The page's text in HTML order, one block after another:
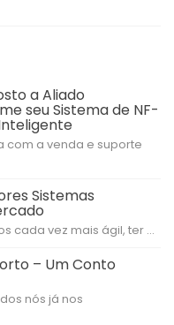
a Aliado
seu Sistema de NF-
com a venda e suporte
Sistemas
cada vez mais ágil, ter ...
– Um Conto
nós já nos